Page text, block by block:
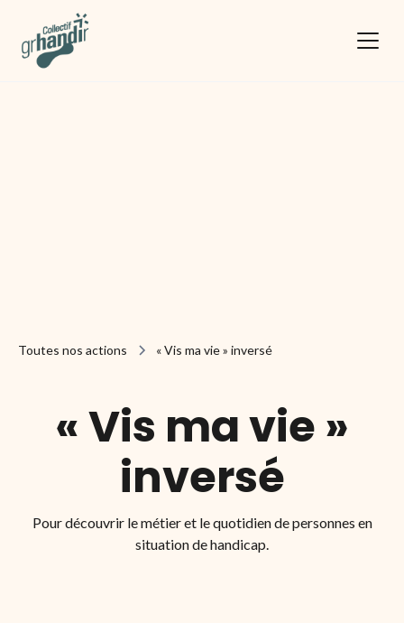
Toutes nos actions « Vis ma vie » inversé
« Vis ma vie »
inversé
Pour découvrir le métier et le quotidien de personnes en
situation de handicap.